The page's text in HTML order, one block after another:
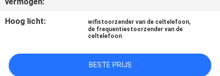
OFFERTE
AANVRAGEN
Hoog licht: wifistoorzender van de celtelefoon,
de frequentiestoorzender van de
celtelefoon
BESTE PRIJS